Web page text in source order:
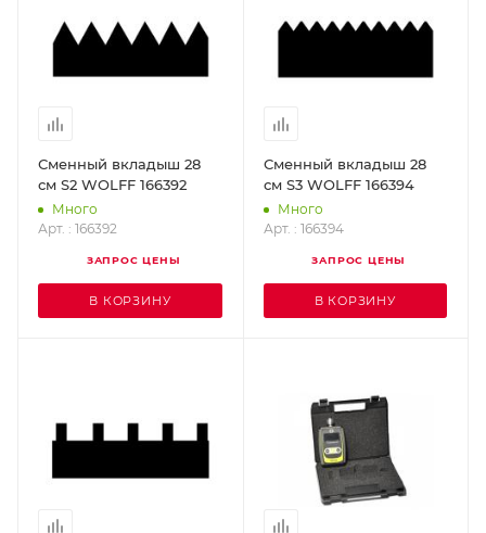
Сменный вкладыш 28
см S2 WOLFF 166392
Много
Арт. : 166392
ЗАПРОС ЦЕНЫ
В КОРЗИНУ
Сменный вкладыш 28
см S3 WOLFF 166394
Много
Арт. : 166394
ЗАПРОС ЦЕНЫ
В КОРЗИНУ